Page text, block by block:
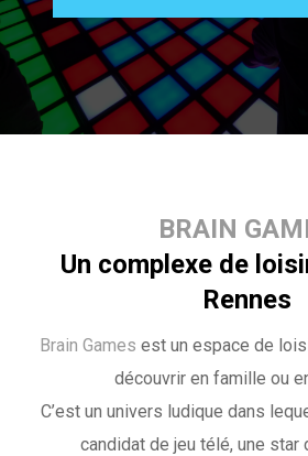
BRAIN
Un complexe de
Rennes
Brain Games est un espace de
découvrir en famille ou
C’est un univers ludique dans
candidat de jeu télé, une star